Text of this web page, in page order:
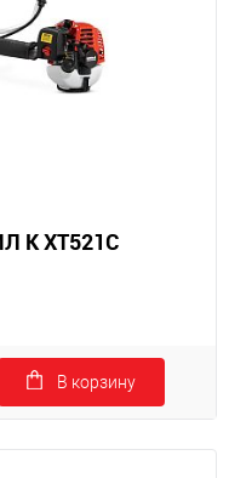
К XT521C
В корзину